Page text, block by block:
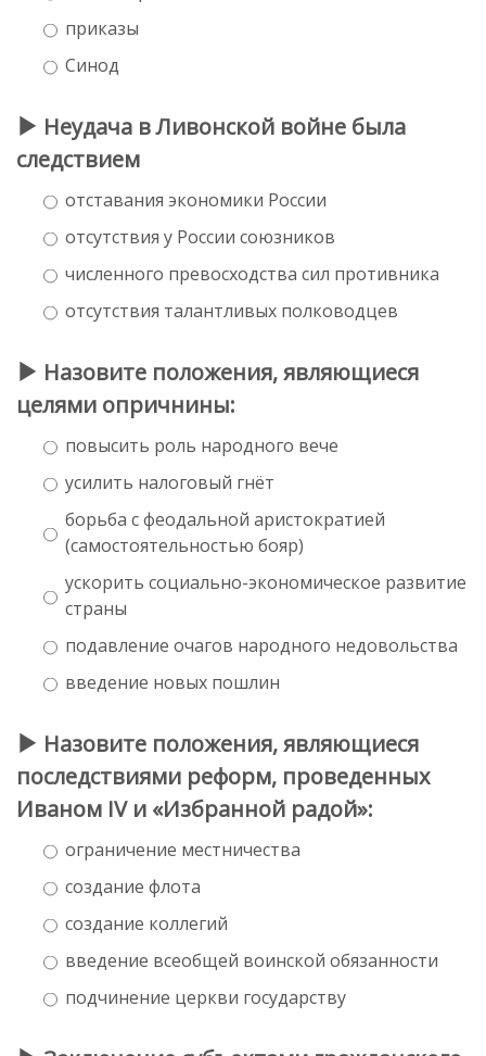
приказы
Синод
Неудача в Ливонской войне была
следствием
отставания экономики России
отсутствия у России союзников
численного превосходства сил противника
отсутствия талантливых полководцев
Назовите положения, являющиеся
целями опричнины:
повысить роль народного вече
усилить налоговый гнёт
борьба с феодальной аристократией
(самостоятельностью бояр)
ускорить социально-экономическое развитие
страны
подавление очагов народного недовольства
введение новых пошлин
Назовите положения, являющиеся
последствиями реформ, проведенных
Иваном IV и «Избранной радой»:
ограничение местничества
создание флота
создание коллегий
введение всеобщей воинской обязанности
подчинение церкви государству